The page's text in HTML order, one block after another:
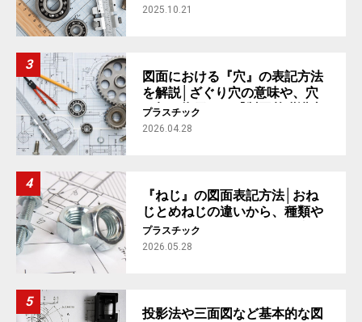
2025.10.21
図面における『穴』の表記方法
を解説│ざぐり穴の意味や、穴
の加工指示まで【製図基礎講座
#4】
プラスチック
2026.04.28
『ねじ』の図面表記方法│おね
じとめねじの違いから、種類や
規格まで解説【製図基礎講座
#5】
プラスチック
2026.05.28
投影法や三面図など基本的な図